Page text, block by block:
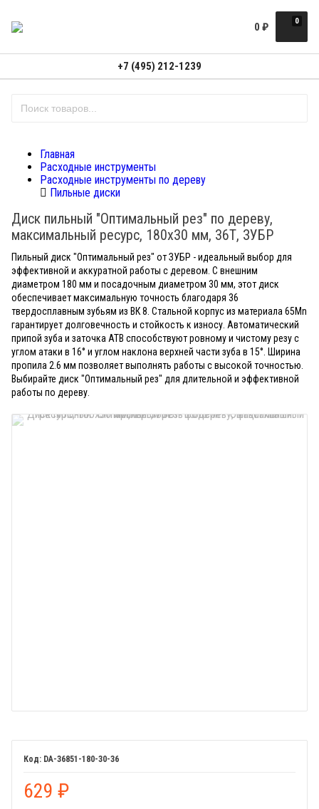
0
0 ₽
+7 (495) 212-1239
Главная
Расходные инструменты
Расходные инструменты по дереву
Пильные диски
Диск пильный "Оптимальный рез" по дереву,
максимальный ресурс, 180х30 мм, 36Т, ЗУБР
Пильный диск "Оптимальный рез" от ЗУБР - идеальный выбор для
эффективной и аккуратной работы с деревом. С внешним
диаметром 180 мм и посадочным диаметром 30 мм, этот диск
обеспечивает максимальную точность благодаря 36
твердосплавным зубьям из ВК 8. Стальной корпус из материала 65Mn
гарантирует долговечность и стойкость к износу. Автоматический
припой зуба и заточка АТВ способствуют ровному и чистому резу с
углом атаки в 16° и углом наклона верхней части зуба в 15°. Ширина
пропила 2.6 мм позволяет выполнять работы с высокой точностью.
Выбирайте диск "Оптимальный рез" для длительной и эффективной
работы по дереву.
DA-36851-180-30-36
629 ₽